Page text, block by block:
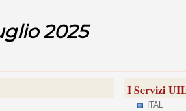
2025
I Servizi
ITAL